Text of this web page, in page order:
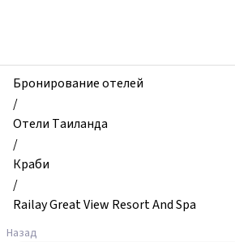
Railay
Great
View
Resort
And
Spa,
Краби,
Таиланд
Бронирование отелей
/
Отели Таиланда
/
Краби
/
Railay Great View Resort And Spa
Назад